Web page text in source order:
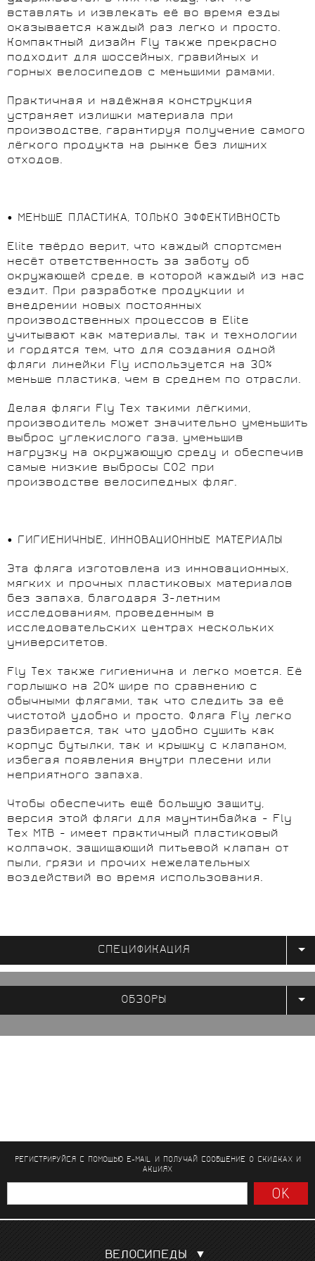
вставлять и извлекать её во время езды
оказывается каждый раз легко и просто.
Компактный дизайн Fly также прекрасно
подходит для шоссейных, гравийных и
горных велосипедов с меньшими рамами.
Практичная и надёжная конструкция
устраняет излишки материала при
производстве, гарантируя получение самого
лёгкого продукта на рынке без лишних
отходов.
• МЕНЬШЕ ПЛАСТИКА, ТОЛЬКО ЭФФЕКТИВНОСТЬ
Elite твёрдо верит, что каждый спортсмен
несёт ответственность за заботу об
окружающей среде, в которой каждый из нас
ездит. При разработке продукции и
внедрении новых постоянных
производственных процессов в Elite
учитывают как материалы, так и технологии
и гордятся тем, что для создания одной
фляги линейки Fly используется на 30%
меньше пластика, чем в среднем по отрасли.
Делая фляги Fly Tex такими лёгкими,
производитель может значительно уменьшить
выброс углекислого газа, уменьшив
нагрузку на окружающую среду и обеспечив
самые низкие выбросы CO2 при
производстве велосипедных фляг.
• ГИГИЕНИЧНЫЕ, ИННОВАЦИОННЫЕ МАТЕРИАЛЫ
Эта фляга изготовлена из инновационных,
мягких и прочных пластиковых материалов
без запаха, благодаря 3-летним
исследованиям, проведенным в
исследовательских центрах нескольких
университетов.
Fly Tex также гигиенична и легко моется. Её
горлышко на 20% шире по сравнению с
обычными флягами, так что следить за её
чистотой удобно и просто. Фляга Fly легко
разбирается, так что удобно сушить как
корпус бутылки, так и крышку с клапаном,
избегая появления внутри плесени или
неприятного запаха.
Чтобы обеспечить ещё большую защиту,
версия этой фляги для маунтинбайка - Fly
Tex MTB - имеет практичный пластиковый
колпачок, защищающий питьевой клапан от
пыли, грязи и прочих нежелательных
воздействий во время использования.
СПЕЦИФИКАЦИЯ
ОБЗОРЫ
РЕГИСТРИРУЙСЯ С ПОМОЩЬЮ E-MAIL И ПОЛУЧАЙ СООБЩЕНИЕО СКИДКАХ И
АКЦИЯХ
ВЕЛОСИПЕДЫ